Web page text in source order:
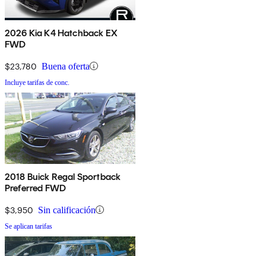
2026 Kia K4 Hatchback EX
FWD
$23,780 Buena oferta
Incluye tarifas de conc.
2018 Buick Regal Sportback
Preferred FWD
$3,950 Sin calificación
Se aplican tarifas